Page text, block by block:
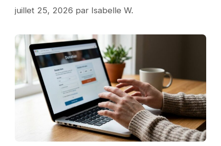
juillet 25, 2026 par Isabelle W.